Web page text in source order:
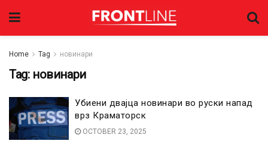
Home Tag новинари
Tag: новинари
Убиени двајца новинари во руски напад
врз Краматорск
OCTOBER 23, 2025